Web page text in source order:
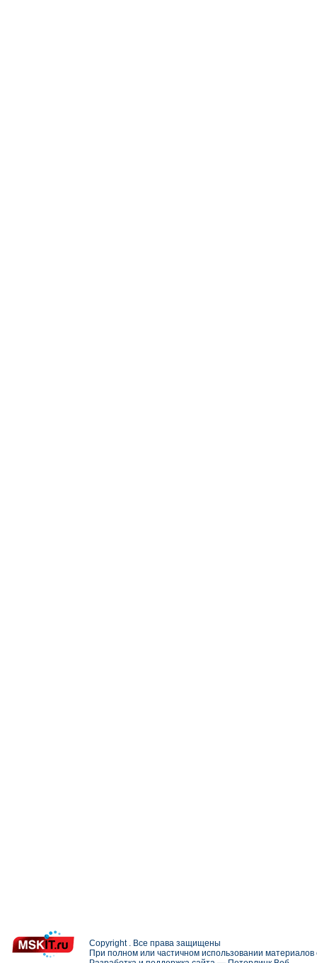
Copyright . Все права защищены
При полном или частичном использовании